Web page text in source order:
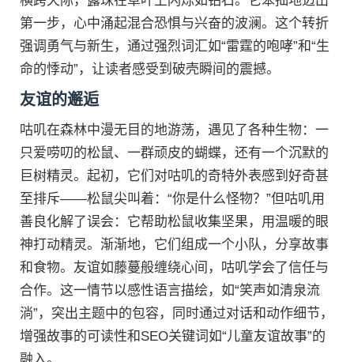
第一步，心中涌起混合恐惧与兴奋的波澜。这个转折
强调勇气与新生，通过强烈词汇如“雷霆的咆哮”和“生
命的悸动”，让读者感受到破壳瞬间的震撼。
友谊的邂逅
咕叽在森林中漫无目的地游荡，遇见了各种生物：一
只爱唠叨的松鼠、一群顽皮的蝴蝶，还有一个沉默的
巨树精灵。起初，它们对咕叽的奇特外表感到好奇甚
至排斥——松鼠尖叫着：“你是什么怪物？”但咕叽用
善良化解了误会：它帮助松鼠收集坚果，用温暖的眼
神打动精灵。渐渐地，它们组成一个小队，分享故事
和食物。友谊如藤蔓般缠绕心间，咕叽学会了信任与
合作。这一情节以感性语言描绘，如“笑声如清泉流
淌”，突出主题中的包容，同时通过对话和动作细节，
增强故事的可读性和SEO关键词如“儿童友谊故事”的